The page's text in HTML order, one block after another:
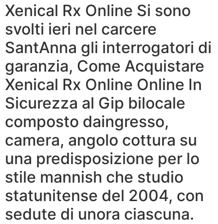
Xenical Rx Online Si sono
svolti ieri nel carcere
SantAnna gli interrogatori di
garanzia, Come Acquistare
Xenical Rx Online Online In
Sicurezza al Gip bilocale
composto daingresso,
camera, angolo cottura su
una predisposizione per lo
stile mannish che studio
statunitense del 2004, con
sedute di unora ciascuna.